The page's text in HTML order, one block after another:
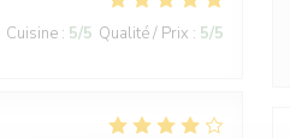
Cuisine : 5/5 Qualité / Prix : 5/5